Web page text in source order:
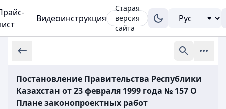
Видеоинструкция
Старая
версия
сайта
Постановление Правительства Республики
Казахстан от 23 февраля 1999 года № 157 О
Плане законопроектных работ